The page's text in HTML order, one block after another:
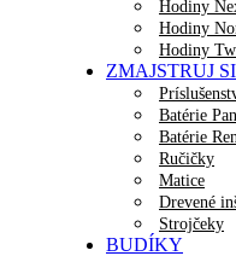
Hodiny
Hodiny
Hodiny
ZMAJSTRUJ
Batérie
Batérie
Ručičky
Matice
Drevené
Strojčeky
BUDÍKY